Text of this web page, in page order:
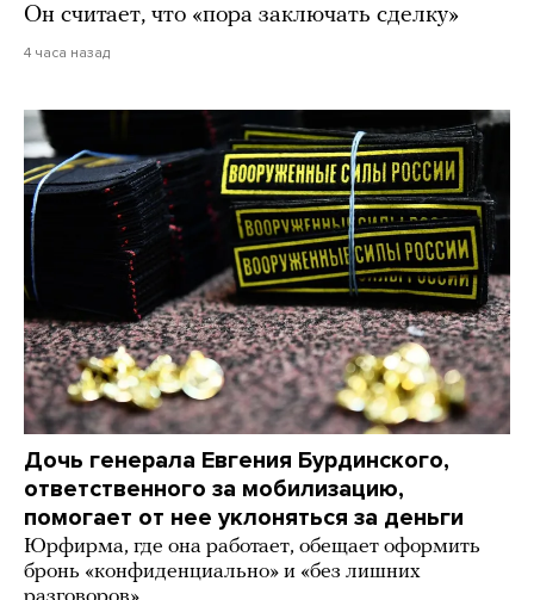
Он считает, что «пора заключать сделку»
4 часа назад
Дочь генерала Евгения Бурдинского,
ответственного за мобилизацию,
помогает от нее уклоняться за деньги
Юрфирма, где она работает, обещает оформить
бронь «конфиденциально» и «без лишних